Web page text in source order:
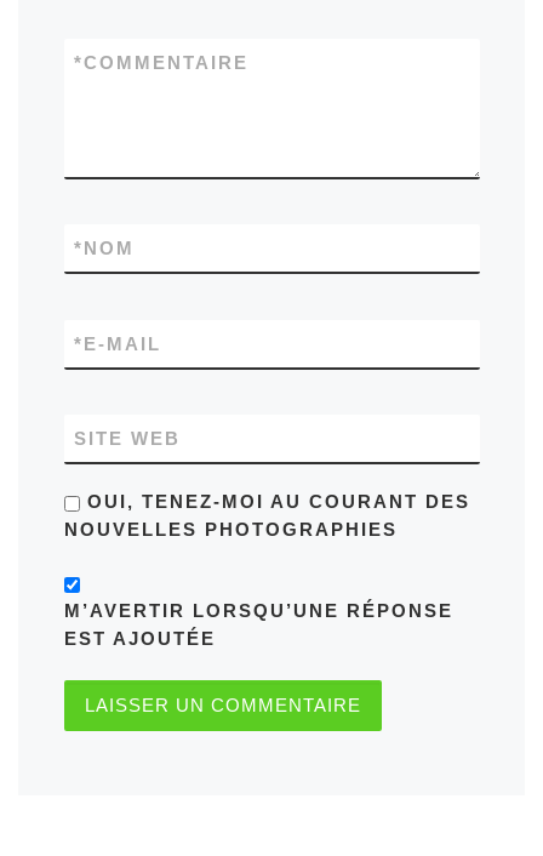
COMMENTAIRE
*
NOM
*
E-MAIL
*
SITE WEB
OUI, TENEZ-MOI AU COURANT DES
NOUVELLES PHOTOGRAPHIES
M’AVERTIR LORSQU’UNE RÉPONSE
EST AJOUTÉE